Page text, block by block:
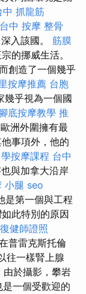
中 抓龍筋
台中 按摩 整骨
入該國。 筋膜
的挪威生活。
創造了一個幾乎
按摩推薦 台胞
幾乎視為一個國
底按摩教學 推
洲外圍擁有最
事項外，他的
學按摩課程 台中
與加拿大沿岸
小腿 seo
是第一個與工程
此特別的原因
復健師證照
普雷克斯托倫
往一樣腎上腺
由於攝影，攀岩
是一個受歡迎的